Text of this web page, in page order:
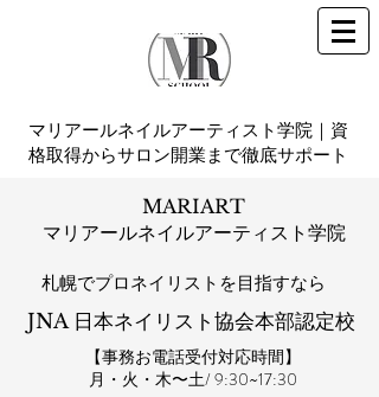
マリアールネイルアーティスト学院｜資
格取得からサロン開業まで徹底サポート
MARIART
マリアールネイルアーティスト学院
札幌​でプロネイリストを目指すなら
JNA 日本ネイリスト協会本部認定校
【事務お電話受付対応時間】
​月・火・木〜土/ 9:30~17:30